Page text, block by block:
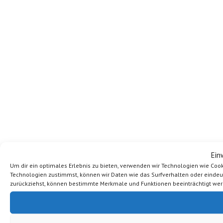
Um dir ein optimales Erlebnis zu bieten, verwenden wir Technologien wie
Technologien zustimmst, können wir Daten wie das Surfverhalten oder
zurückziehst, können bestimmte Merkmale und Funktionen beeinträchtigt